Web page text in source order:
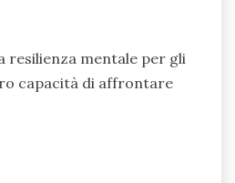
resilienza mentale per gli
capacità di affrontare